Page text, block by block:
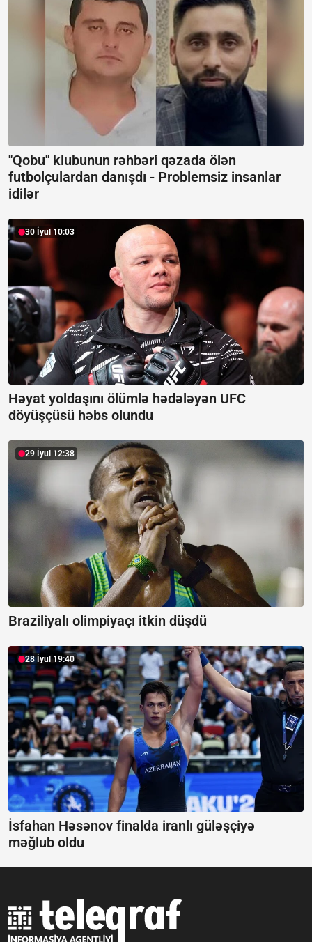
"Qobu" klubunun rəhbəri qəzada ölən
futbolçulardan danışdı - Problemsiz insanlar
idilər
30 İyul 10:03
Həyat yoldaşını ölümlə hədələyən UFC
döyüşçüsü həbs olundu
29 İyul 12:38
Braziliyalı olimpiyaçı itkin düşdü
28 İyul 19:40
İsfahan Həsənov finalda iranlı güləşçiyə
məğlub oldu